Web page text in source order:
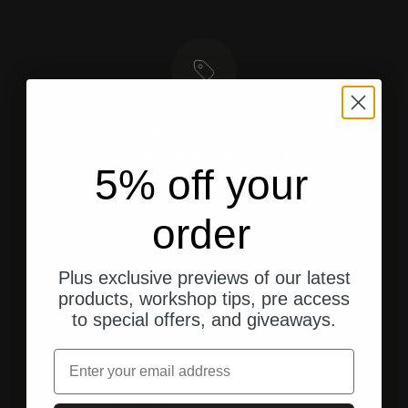
Gehe zu Element 1
Gehe zu Element 2
Gehe zu Element 3
Kundenbewertungen
5% off your
order
Plus exclusive previews of our latest
products, workshop tips, pre access
to special offers, and giveaways.
Email